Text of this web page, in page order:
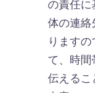
の責任に
体の連絡
ります
て、時間
伝えるこ